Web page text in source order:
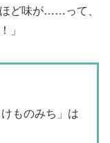
ど味が……って、
」
ものみち」は